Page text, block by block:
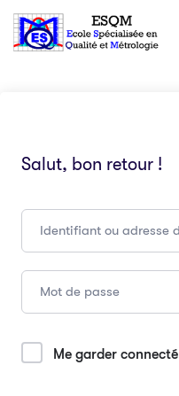
Salut, bon retour !
Me garder connecté